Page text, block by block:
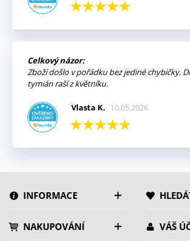
Celkový názor:
Zboží došlo v pořádku bez jediné chybičky.
tymián raší z květníku.
Vlasta K. 10.05.2026
INFORMACE
NAKUPOVÁNÍ VÁŠ